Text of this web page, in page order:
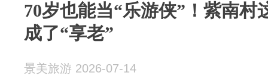
70岁也能当“乐游侠”！紫南村
成了“享老”
景美旅游 2026-07-14